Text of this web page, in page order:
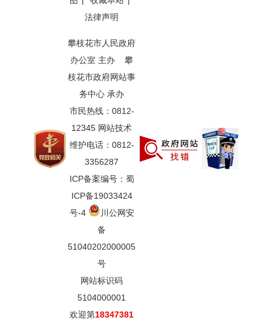
法律声明
攀枝花市人民政府
办公室 主办 攀
枝花市政府网站事
务中心 承办
市民热线：0812-
12345 网站技术
维护电话：0812-
3356287
ICP备案编号：蜀
ICP备19033424
号-4
川公网安
备
51040202000005
号
网站标识码
5104000001
欢迎第18347381